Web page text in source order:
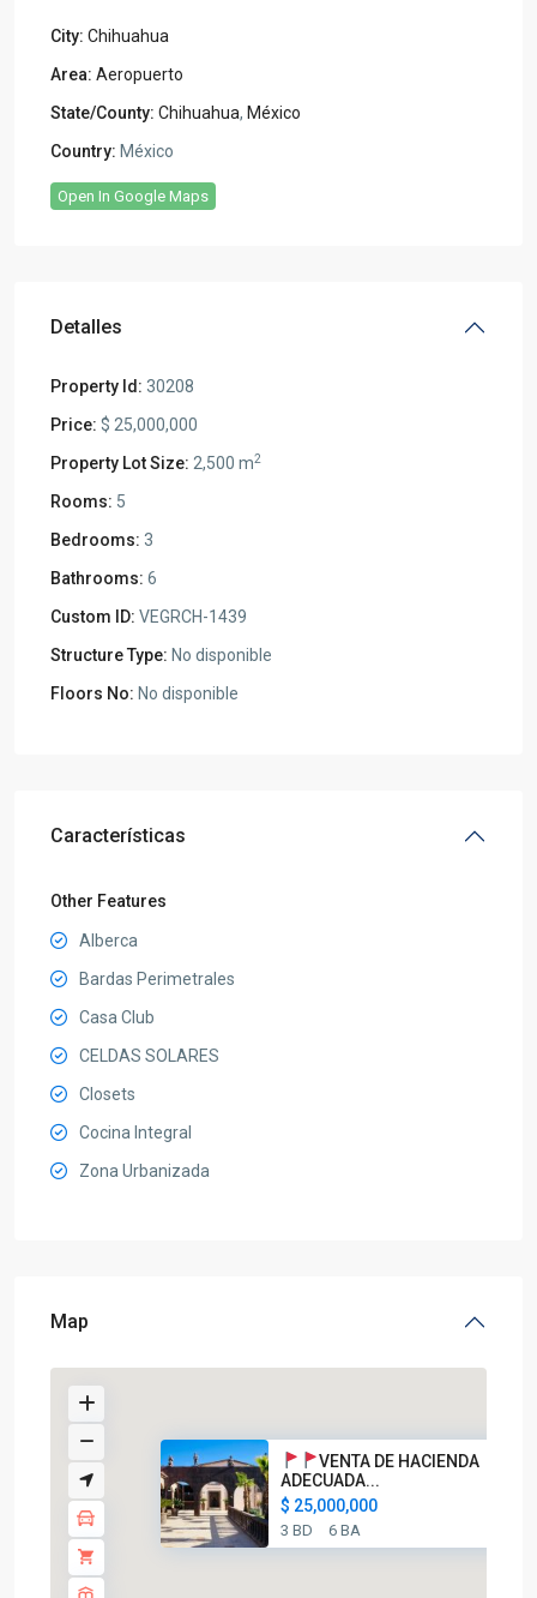
City: Chihuahua
Area: Aeropuerto
State/County: Chihuahua, México
Country: México
Open In Google Maps
Detalles
Property Id: 30208
Price: $ 25,000,000
Property Lot Size: 2,500 m2
Rooms: 5
Bedrooms: 3
Bathrooms: 6
Custom ID: VEGRCH-1439
Structure Type: No disponible
Floors No: No disponible
Características
Other Features
Alberca
Bardas Perimetrales
Casa Club
CELDAS SOLARES
Closets
Cocina Integral
Zona Urbanizada
Map
VENTA DE HACIENDA
ADECUADA...
$ 25,000,000
3 BD 6 BA